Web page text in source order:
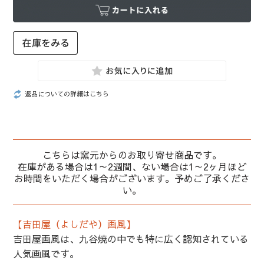
返品についての詳細はこちら
こちらは窯元からのお取り寄せ商品です。
在庫がある場合は1～2週間、ない場合は1～2ヶ月ほど
お時間をいただく場合がございます。予めご了承くださ
い。
【吉田屋（よしだや）画風】
吉田屋画風は、九谷焼の中でも特に広く認知されている
人気画風です。